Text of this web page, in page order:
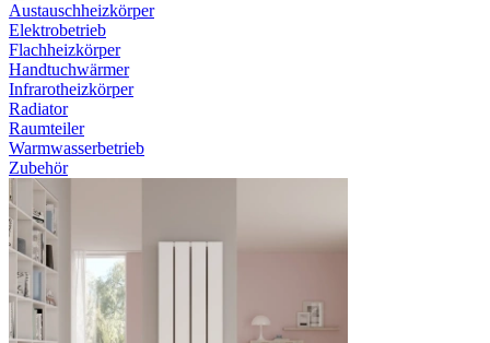
Austauschheizkörper
Elektrobetrieb
Flachheizkörper
Handtuchwärmer
Infrarotheizkörper
Radiator
Raumteiler
Warmwasserbetrieb
Zubehör